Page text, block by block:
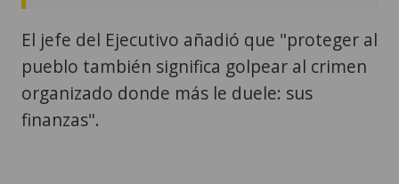
El jefe del Ejecutivo añadió que "proteger al
pueblo también significa golpear al crimen
organizado donde más le duele: sus
finanzas".